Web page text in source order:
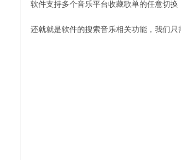
软件支持多个音乐平台收藏歌单的任意切
还就就是软件的搜索音乐相关功能，我们